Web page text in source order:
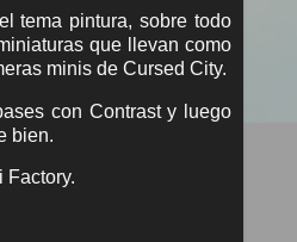
tema pintura, sobre todo
que llevan como
minis de Cursed City.
con Contrast y luego
bien.
Factory.